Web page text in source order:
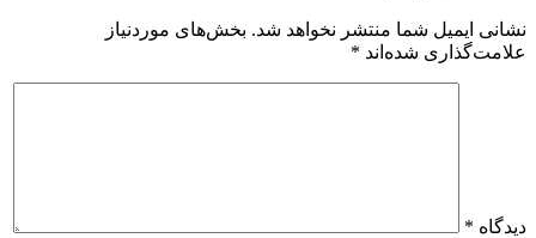
نشانی ایمیل شما منتشر نخواهد شد. بخش‌های موردنیاز
علامت‌گذاری شده‌اند *
دیدگاه *